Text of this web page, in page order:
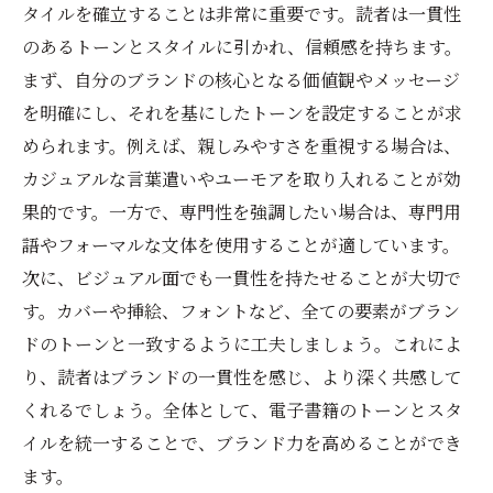
タイルを確立することは非常に重要です。読者は一貫性
のあるトーンとスタイルに引かれ、信頼感を持ちます。
まず、自分のブランドの核心となる価値観やメッセージ
を明確にし、それを基にしたトーンを設定することが求
められます。例えば、親しみやすさを重視する場合は、
カジュアルな言葉遣いやユーモアを取り入れることが効
果的です。一方で、専門性を強調したい場合は、専門用
語やフォーマルな文体を使用することが適しています。
次に、ビジュアル面でも一貫性を持たせることが大切で
す。カバーや挿絵、フォントなど、全ての要素がブラン
ドのトーンと一致するように工夫しましょう。これによ
り、読者はブランドの一貫性を感じ、より深く共感して
くれるでしょう。全体として、電子書籍のトーンとスタ
イルを統一することで、ブランド力を高めることができ
ます。